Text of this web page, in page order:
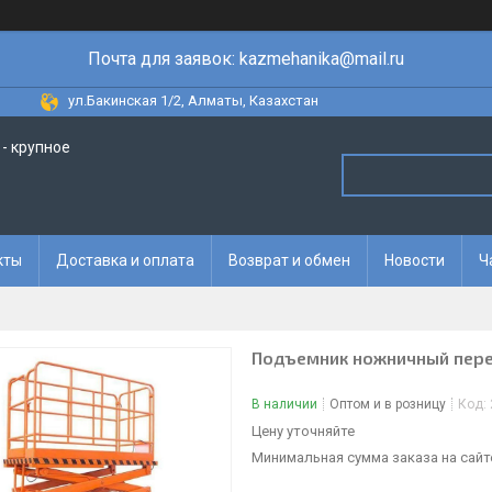
Почта для заявок: kazmehanika@mail.ru
ул.Бакинская 1/2, Алматы, Казахстан
крупное
Доставка и оплата Возврат и обмен Новости
Подъемник ножничный
В наличии Оптом и в розницу Код:
Цену уточняйте
Минимальная сумма заказа на